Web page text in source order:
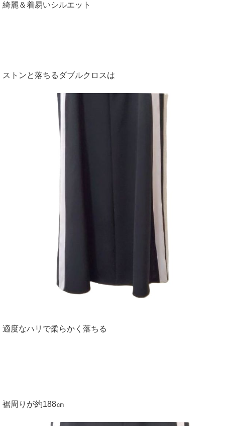
綺麗＆着易いシルエット
ストンと落ちるダブルクロスは
適度なハリで柔らかく落ちる
裾周りが約188㎝